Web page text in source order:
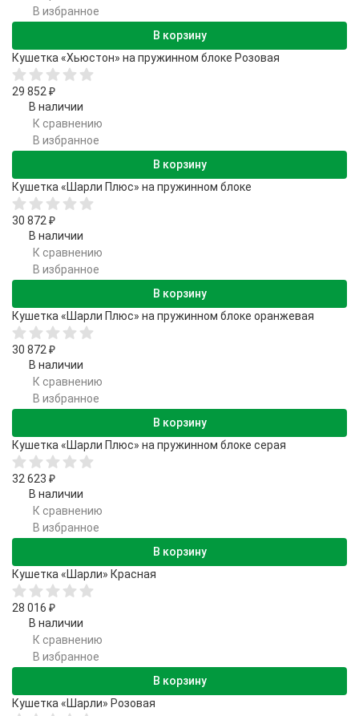
В избранное
В корзину
Кушетка «Хьюстон» на пружинном блоке Розовая
29 852 ₽
В наличии
К сравнению
В избранное
В корзину
Кушетка «Шарли Плюс» на пружинном блоке
30 872 ₽
В наличии
К сравнению
В избранное
В корзину
Кушетка «Шарли Плюс» на пружинном блоке оранжевая
30 872 ₽
В наличии
К сравнению
В избранное
В корзину
Кушетка «Шарли Плюс» на пружинном блоке серая
32 623 ₽
В наличии
К сравнению
В избранное
В корзину
Кушетка «Шарли» Красная
28 016 ₽
В наличии
К сравнению
В избранное
В корзину
Кушетка «Шарли» Розовая